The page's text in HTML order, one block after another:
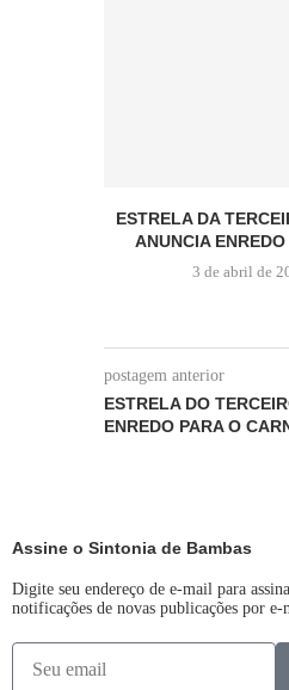
ESTRELA DA
ANUNCIA
3 de abril de
postagem anterior
ESTRELA DO
ENREDO PARA O
Assine o Sintonia de Bambas
Digite seu endereço de e-mail para
notificações de novas publicações por e-